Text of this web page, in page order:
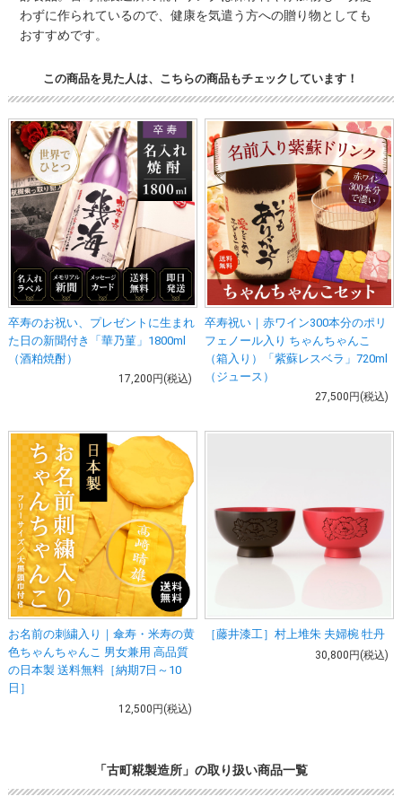
わずに作られているので、健康を気遣う方への贈り物としても
おすすめです。
この商品を見た人は、こちらの商品もチェックしています！
卒寿のお祝い、プレゼントに生まれ
た日の新聞付き「華乃菫」1800ml
（酒粕焼酎）
17,200円(税込)
卒寿祝い｜赤ワイン300本分のポリ
フェノール入り ちゃんちゃんこ
（箱入り）「紫蘇レスベラ」720ml
（ジュース）
27,500円(税込)
お名前の刺繍入り｜傘寿・米寿の黄
色ちゃんちゃんこ 男女兼用 高品質
の日本製 送料無料［納期7日～10
日］
12,500円(税込)
［藤井漆工］村上堆朱 夫婦椀 牡丹
30,800円(税込)
「古町糀製造所」の取り扱い商品一覧